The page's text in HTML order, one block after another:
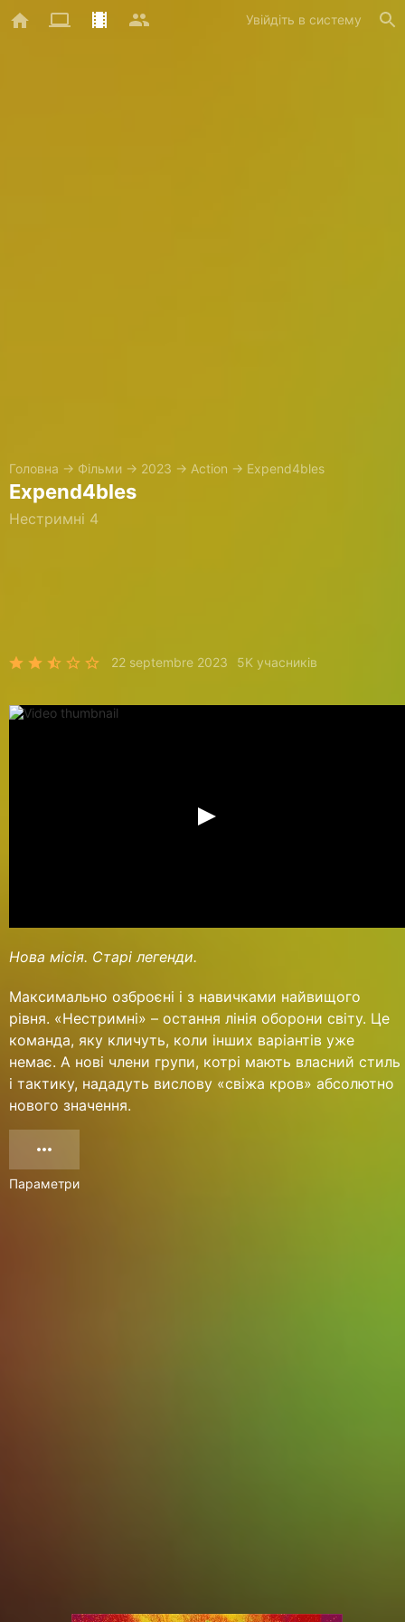
Увійдіть в систему
Головна → Фільми → 2023 → Action → Expend4bles
Expend4bles
Нестримні 4
22 septembre 2023 5K учасників
Нова місія. Старі легенди.
Максимально озброєні і з навичками найвищого
рівня. «Нестримні» – остання лінія оборони світу. Це
команда, яку кличуть, коли інших варіантів уже
немає. А нові члени групи, котрі мають власний стиль
і тактику, нададуть вислову «свіжа кров» абсолютно
нового значення.
Параметри